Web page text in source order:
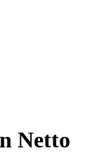
Netto